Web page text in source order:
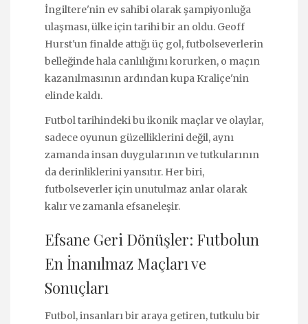
İngiltere'nin ev sahibi olarak şampiyonluğa
ulaşması, ülke için tarihi bir an oldu. Geoff
Hurst'un finalde attığı üç gol, futbolseverlerin
belleğinde hala canlılığını korurken, o maçın
kazanılmasının ardından kupa Kraliçe'nin
elinde kaldı.
Futbol tarihindeki bu ikonik maçlar ve olaylar,
sadece oyunun güzelliklerini değil, aynı
zamanda insan duygularının ve tutkularının
da derinliklerini yansıtır. Her biri,
futbolseverler için unutulmaz anlar olarak
kalır ve zamanla efsaneleşir.
Efsane Geri Dönüşler: Futbolun
En İnanılmaz Maçları ve
Sonuçları
Futbol, insanları bir araya getiren, tutkulu bir